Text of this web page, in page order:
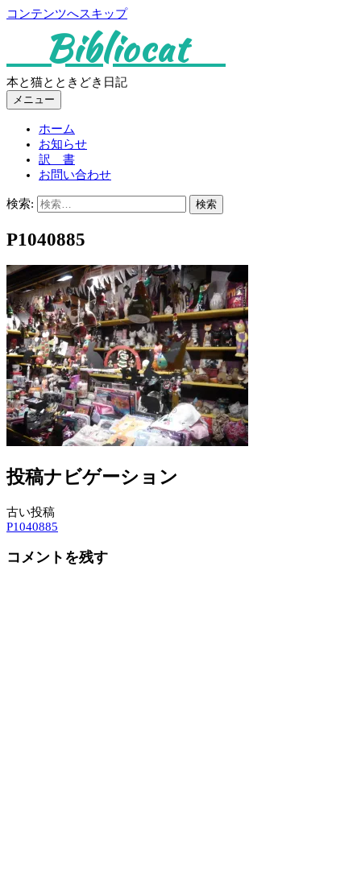
コンテンツへスキップ
Bibliocat
本と猫とときどき日記
メニュー
ホーム
お知らせ
訳 書
お問い合わせ
検索:
P1040885
投稿ナビゲーション
古い投稿
P1040885
コメントを残す